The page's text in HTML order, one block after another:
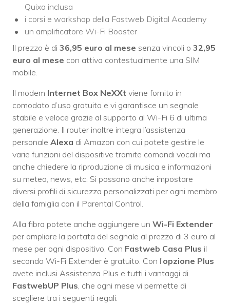
Quixa inclusa
i corsi e workshop della Fastweb Digital Academy
un amplificatore Wi-Fi Booster
Il prezzo è di 36,95 euro al mese senza vincoli o 32,95
euro al mese con attiva contestualmente una SIM
mobile.
Il modem Internet Box NeXXt viene fornito in
comodato d’uso gratuito e vi garantisce un segnale
stabile e veloce grazie al supporto al Wi-Fi 6 di ultima
generazione. Il router inoltre integra l’assistenza
personale Alexa di Amazon con cui potete gestire le
varie funzioni del dispositive tramite comandi vocali ma
anche chiedere la riproduzione di musica e informazioni
su meteo, news, etc. Si possono anche impostare
diversi profili di sicurezza personalizzati per ogni membro
della famiglia con il Parental Control.
Alla fibra potete anche aggiungere un Wi-Fi Extender
per ampliare la portata del segnale al prezzo di 3 euro al
mese per ogni dispositivo. Con Fastweb Casa Plus il
secondo Wi-Fi Extender è gratuito. Con l’opzione Plus
avete inclusi Assistenza Plus e tutti i vantaggi di
FastwebUP Plus , che ogni mese vi permette di
scegliere tra i seguenti regali: